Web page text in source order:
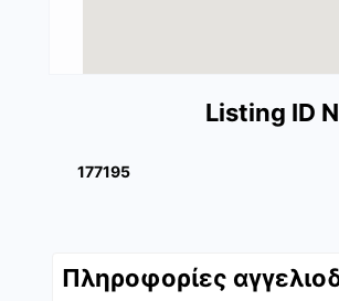
Listing ID
177195
Πληροφορίες